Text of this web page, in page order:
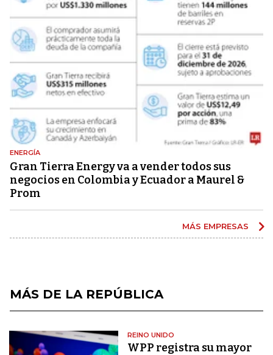
ENERGÍA
Gran Tierra Energy va a vender todos sus
negocios en Colombia y Ecuador a Maurel &
Prom
MÁS EMPRESAS
MÁS DE LA REPÚBLICA
REINO UNIDO
WPP registra su mayor